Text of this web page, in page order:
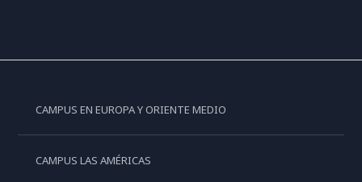
CAMPUS EN EUROPA Y ORIENTE MEDIO
CAMPUS LAS AMÉRICAS